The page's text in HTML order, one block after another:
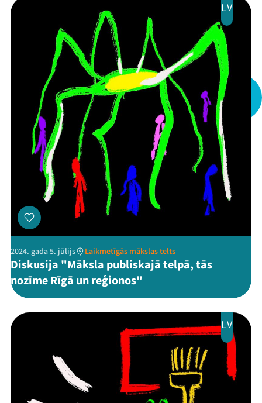
LV
2024. gada 5. jūlijs Laikmetīgās mākslas telts
Diskusija "Māksla publiskajā telpā, tās
nozīme Rīgā un reģionos"
LV